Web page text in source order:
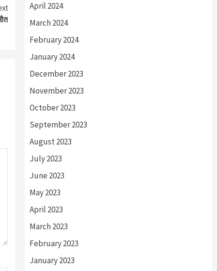
April 2024
March 2024
February 2024
January 2024
December 2023
November 2023
October 2023
September 2023
August 2023
July 2023
June 2023
May 2023
April 2023
March 2023
February 2023
January 2023